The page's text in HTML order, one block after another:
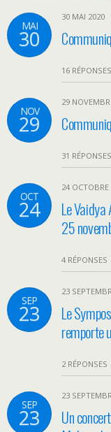
MAI
30
30 MAI 2020
16 RÉPONSES
NOV
29
29
31 RÉPONSES
OCT
24
24
Le
25
4 RÉPONSES
SEP
23
23
Le
remporte
2 RÉPONSES
SEP
23
23
Un